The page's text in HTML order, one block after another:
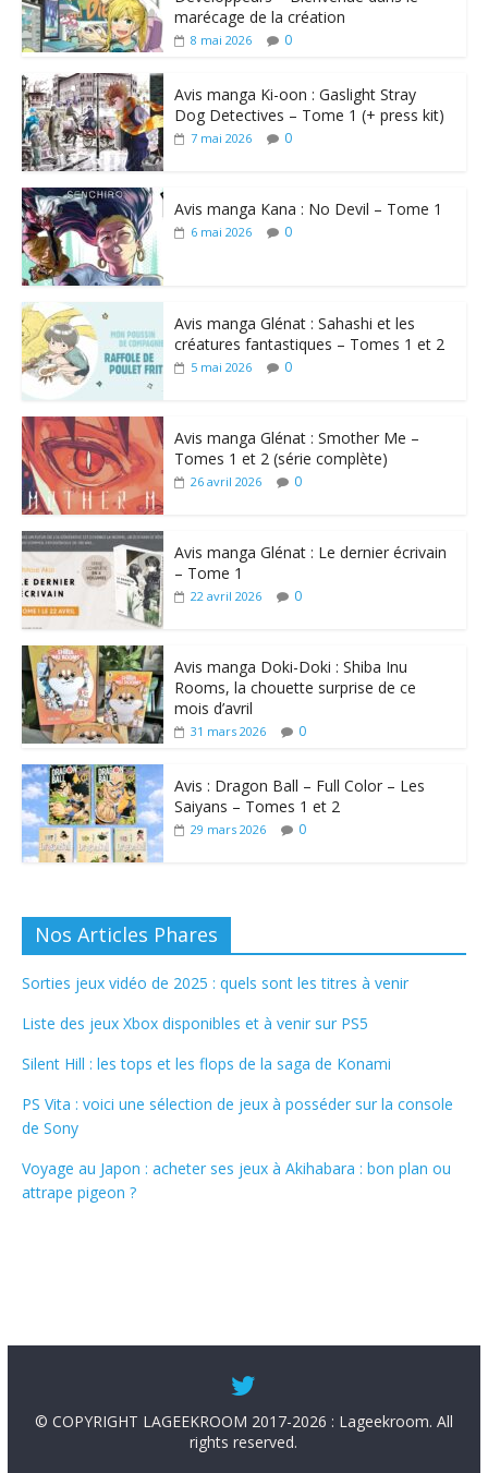
marécage de la création
8 mai 2026 0
Avis manga Ki-oon : Gaslight Stray
Dog Detectives – Tome 1 (+ press kit)
7 mai 2026 0
Avis manga Kana : No Devil – Tome 1
6 mai 2026 0
Avis manga Glénat : Sahashi et les
créatures fantastiques – Tomes 1 et 2
5 mai 2026 0
Avis manga Glénat : Smother Me –
Tomes 1 et 2 (série complète)
26 avril 2026 0
Avis manga Glénat : Le dernier écrivain
– Tome 1
22 avril 2026 0
Avis manga Doki-Doki : Shiba Inu
Rooms, la chouette surprise de ce
mois d’avril
31 mars 2026 0
Avis : Dragon Ball – Full Color – Les
Saiyans – Tomes 1 et 2
29 mars 2026 0
Nos Articles Phares
Sorties jeux vidéo de 2025 : quels sont les titres à venir
Liste des jeux Xbox disponibles et à venir sur PS5
Silent Hill : les tops et les flops de la saga de Konami
PS Vita : voici une sélection de jeux à posséder sur la console
de Sony
Voyage au Japon : acheter ses jeux à Akihabara : bon plan ou
attrape pigeon ?
© COPYRIGHT LAGEEKROOM 2017-2026 : Lageekroom. All
rights reserved.